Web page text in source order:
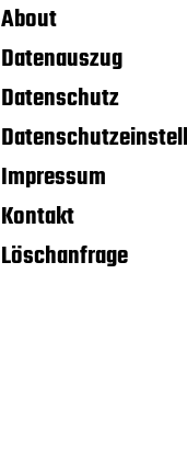
About
Datenauszug
Datenschutz
Impressum
Kontakt
Löschanfrage